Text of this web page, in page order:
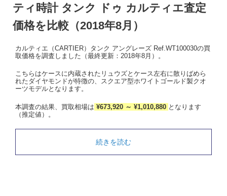
ティ時計 タンク ドゥ カルティエ査定
価格を比較（2018年8月）
カルティエ（CARTIER）タンク アングレーズ Ref.WT100030の買
取価格を調査しました（最終更新：2018年8月）。
こちらはケースに内蔵されたリュウズとケース左右に散りばめら
れたダイヤモンドが特徴の、スクエア型ホワイトゴールド製クオ
ーツモデルとなります。
本調査の結果、買取相場は ¥673,920 ～ ¥1,010,880 となります
（推定値）。
続きを読む